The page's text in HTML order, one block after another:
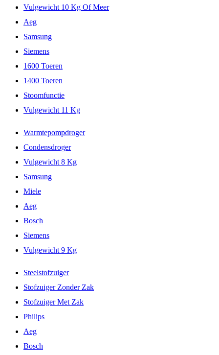
Vulgewicht 10 Kg Of Meer
Aeg
Samsung
Siemens
1600 Toeren
1400 Toeren
Stoomfunctie
Vulgewicht 11 Kg
Warmtepompdroger
Condensdroger
Vulgewicht 8 Kg
Samsung
Miele
Aeg
Bosch
Siemens
Vulgewicht 9 Kg
Steelstofzuiger
Stofzuiger Zonder Zak
Stofzuiger Met Zak
Philips
Aeg
Bosch